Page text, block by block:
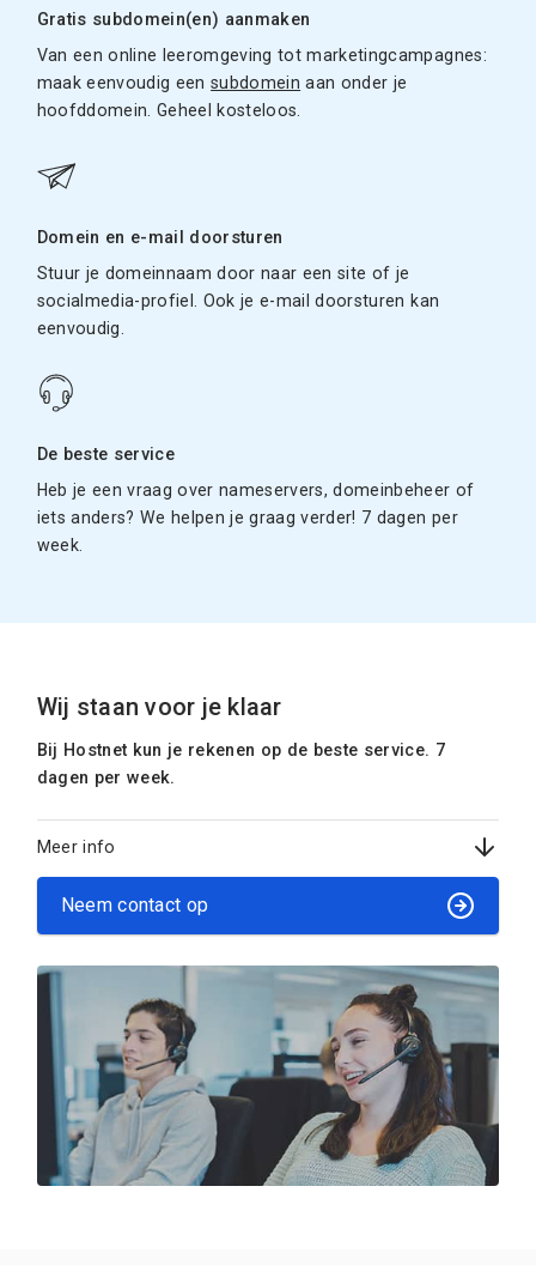
Gratis subdomein(en) aanmaken
Van een online leeromgeving tot marketingcampagnes:
maak eenvoudig eensubdomein aan onder je
hoofddomein. Geheel kosteloos.
Domein en e-mail doorsturen
Stuur je domeinnaam door naar een site of je
socialmedia-profiel. Ook je e-mail doorsturen kan
eenvoudig.
De beste service
Heb je een vraag over nameservers, domeinbeheer of
iets anders? We helpen je graag verder! 7 dagen per
week.
Wij staan voor je klaar
Bij Hostnet kun je rekenen op de beste service. 7
dagen per week.
Meer info
Neem contact op